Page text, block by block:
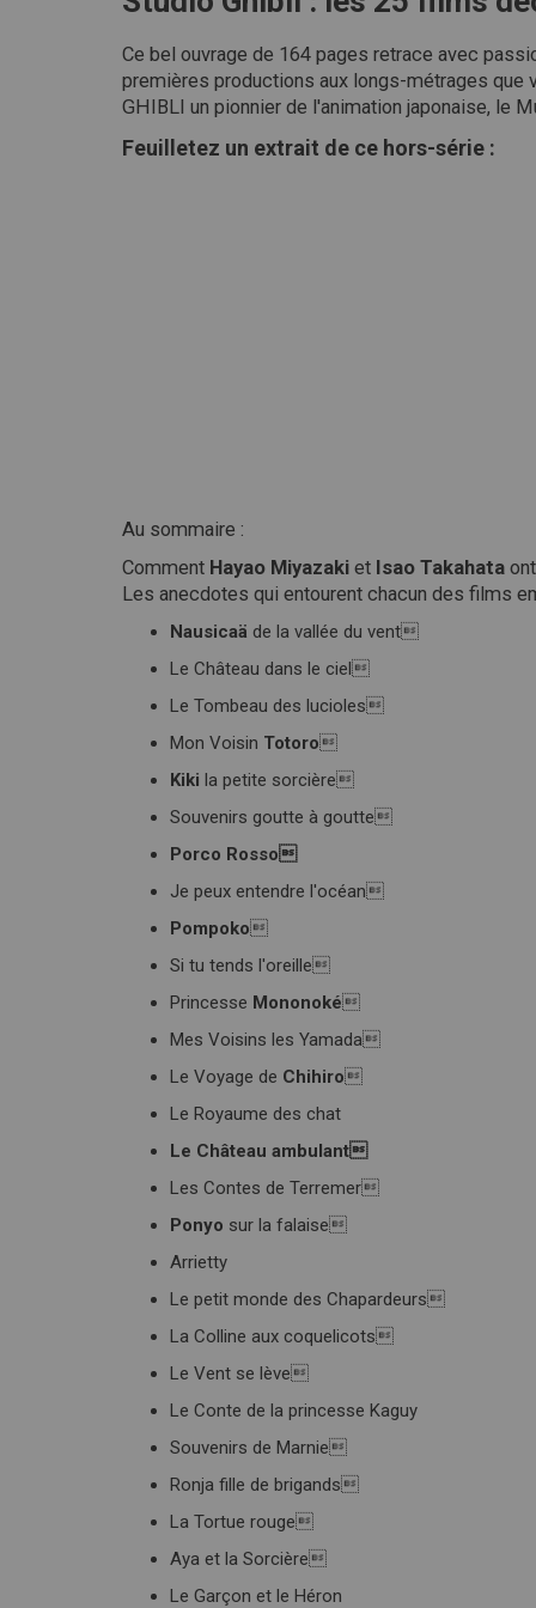
Ce bel ouvrage de 164 pages retrace avec
premières productions aux longs-métrages que
GHIBLI un pionnier de l'animation japonaise, le
Feuilletez un extrait de ce hors-série :
Au sommaire :
Comment Hayao Miyazaki et Isao Takahata
Les anecdotes qui entourent chacun des films
Nausicaä de la vallée du vent
Le Château dans le ciel
Le Tombeau des lucioles
Mon Voisin Totoro
Kiki la petite sorcière
Souvenirs goutte à goutte
Porco Rosso
Je peux entendre l'océan
Pompoko
Si tu tends l'oreille
Princesse Mononoké
Mes Voisins les Yamada
Le Voyage de Chihiro
Le Royaume des chat
Le Château ambulant
Les Contes de Terremer
Ponyo sur la falaise
Arrietty
Le petit monde des Chapardeurs
La Colline aux coquelicots
Le Vent se lève
Le Conte de la princesse Kaguy
Souvenirs de Marnie
Ronja fille de brigands
La Tortue rouge
Aya et la Sorcière
Le Garçon et le Héron